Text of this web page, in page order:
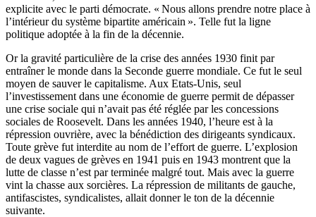
explicite avec le parti démocrate. « Nous allons prendre notre place à
l’intérieur du système bipartite américain ». Telle fut la ligne
politique adoptée à la fin de la décennie.
Or la gravité particulière de la crise des années 1930 finit par
entraîner le monde dans la Seconde guerre mondiale. Ce fut le seul
moyen de sauver le capitalisme. Aux Etats-Unis, seul
l’investissement dans une économie de guerre permit de dépasser
une crise sociale qui n’avait pas été réglée par les concessions
sociales de Roosevelt. Dans les années 1940, l’heure est à la
répression ouvrière, avec la bénédiction des dirigeants syndicaux.
Toute grève fut interdite au nom de l’effort de guerre. L’explosion
de deux vagues de grèves en 1941 puis en 1943 montrent que la
lutte de classe n’est par terminée malgré tout. Mais avec la guerre
vint la chasse aux sorcières. La répression de militants de gauche,
antifascistes, syndicalistes, allait donner le ton de la décennie
suivante.